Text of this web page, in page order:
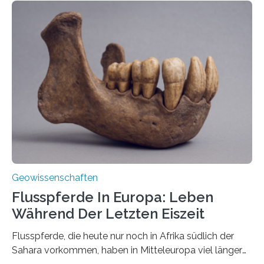
erzeugt durch Magma oder Gase, die sich durch
Schlote einen Weg nach oben bahnen? Jun.-Prof. Dr.
Miriam Christina Reiss, Vulkanseismologin an der
Johannes Gutenberg-Universität Mainz (JGU), und ihr
Team haben am Vulkan Oldoinyo Lengai in Tansania
solche Tremore lokalisiert. „Wir konnten die Tremore
nicht nur nachweisen, sondern ihren Ort in…
Geowissenschaften
Flusspferde In Europa: Leben
Während Der Letzten Eiszeit
Flusspferde, die heute nur noch in Afrika südlich der
Sahara vorkommen, haben in Mitteleuropa viel länger